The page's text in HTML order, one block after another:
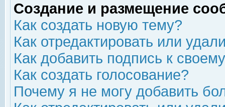
Создание и размещение
Как создать новую тему?
Как отредактировать или
Как добавить подпись к
Как создать голосование?
Почему я не могу добавить